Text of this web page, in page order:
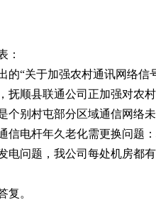
：
的“关于加强农村通讯网络信
抚顺县联通公司正加强对农
个别村屯部分区域通信网络
信电杆年久老化需更换问题
电问题，我公司每处机房都
复。